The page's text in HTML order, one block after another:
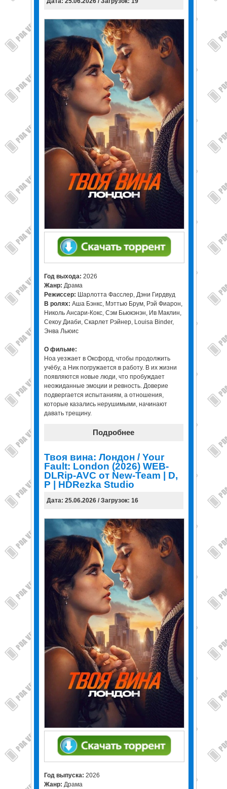
Год выхода: 2026
Жанр: Драма
Режиссер: Шарлотта Фасслер, Дэни Гирдвуд
В ролях: Аша Бэнкс, Мэттью Брум, Рэй Фиарон,
Николь Ансари-Кокс, Сэм Бьюкэнэн, Ив Маклин,
Секоу Диаби, Скарлет Рэйнер, Louisa Binder,
Энва Льюис
О фильме:
Ноа уезжает в Оксфорд, чтобы продолжить
учёбу, а Ник погружается в работу. В их жизни
появляются новые люди, что пробуждает
неожиданные эмоции и ревность. Доверие
подвергается испытаниям, а отношения,
которые казались нерушимыми, начинают
давать трещину.
Подробнее
Твоя вина: Лондон / Your
Fault: London (2026) WEB-
DLRip-AVC от New-Team | D,
P | HDRezka Studio
Дата: 25.06.2026 / Загрузок: 16
Год выпуска: 2026
Жанр: Драма